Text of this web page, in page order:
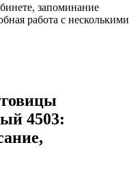
запоминание
работа с несколькими
4503: